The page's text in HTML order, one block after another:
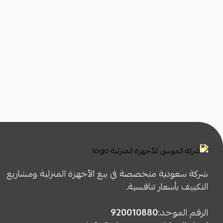
شركة سعودية متخصصة في بيع الأجهزة المنزلية ومشاريع
التكييف بأسعار تنافسية.
الرقم الموحد:920010880